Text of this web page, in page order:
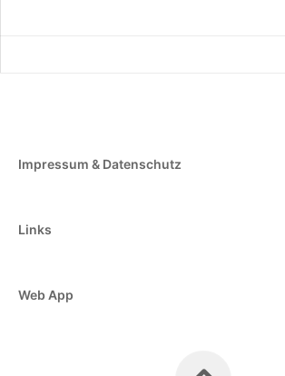
Impressum & Datenschutz
Links
Web App